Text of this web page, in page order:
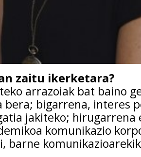
zaitu ikerketara?
arrazoiak bat baino
bera; bigarrena, interes
jakiteko; hirugarrena
komunikazio
barne